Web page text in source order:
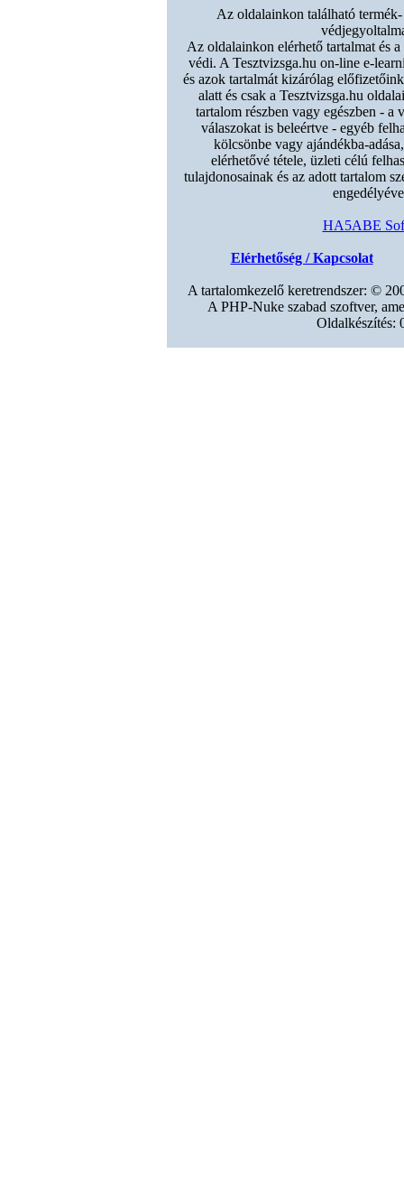
Az oldalainkon található
Az oldalainkon elérhető tartalmat és
védi. A Tesztvizsga.hu on-line e-
és azok tartalmát kizárólag
alatt és csak a Tesztvizsga.hu
tartalom részben vagy egészben - a
válaszokat is beleértve - egyéb
kölcsönbe vagy ajándékba-
elérhetővé tétele, üzleti célú
tulajdonosainak és az adott tartalom
HA5ABE
Elérhetőség / Kapcsolat
A tartalomkezelő keretrendszer: ©
A PHP-Nuke szabad szoftver,
Oldalkészítés: